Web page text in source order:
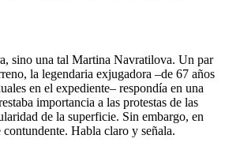
sino una tal Martina Navratilova. Un par
la legendaria exjugadora –de 67 años
en el expediente– respondía en una
importancia a las protestas de las
de la superficie. Sin embargo, en
contundente. Habla claro y señala.